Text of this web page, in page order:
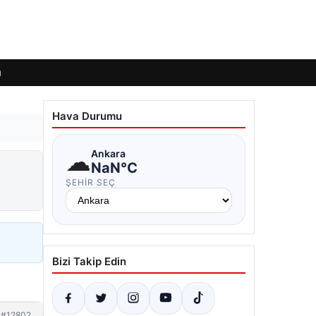
Hava Durumu
☁Ankara
NaN°C
ŞEHIR SEÇ
Bizi Takip Edin